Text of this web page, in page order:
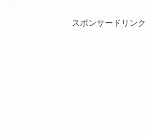
ンゴ攻略12345総合評価「魔法使い...
スポンサードリンク